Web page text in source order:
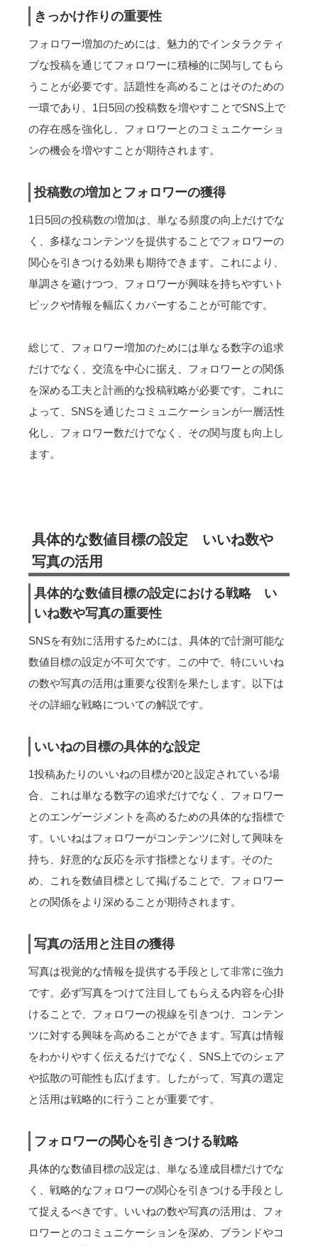
きっかけ作りの重要性
フォロワー増加のためには、魅力的でインタラクティ
ブな投稿を通じてフォロワーに積極的に関与してもら
うことが必要です。話題性を高めることはそのための
一環であり、1日5回の投稿数を増やすことでSNS上で
の存在感を強化し、フォロワーとのコミュニケーショ
ンの機会を増やすことが期待されます。
投稿数の増加とフォロワーの獲得
1日5回の投稿数の増加は、単なる頻度の向上だけでな
く、多様なコンテンツを提供することでフォロワーの
関心を引きつける効果も期待できます。これにより、
単調さを避けつつ、フォロワーが興味を持ちやすいト
ピックや情報を幅広くカバーすることが可能です。
総じて、フォロワー増加のためには単なる数字の追求
だけでなく、交流を中心に据え、フォロワーとの関係
を深める工夫と計画的な投稿戦略が必要です。これに
よって、SNSを通じたコミュニケーションが一層活性
化し、フォロワー数だけでなく、その関与度も向上し
ます。
具体的な数値目標の設定 いいね数や
写真の活用
具体的な数値目標の設定における戦略 い
いね数や写真の重要性
SNSを有効に活用するためには、具体的で計測可能な
数値目標の設定が不可欠です。この中で、特にいいね
の数や写真の活用は重要な役割を果たします。以下は
その詳細な戦略についての解説です。
いいねの目標の具体的な設定
1投稿あたりのいいねの目標が20と設定されている場
合、これは単なる数字の追求だけでなく、フォロワー
とのエンゲージメントを高めるための具体的な指標で
す。いいねはフォロワーがコンテンツに対して興味を
持ち、好意的な反応を示す指標となります。そのた
め、これを数値目標として掲げることで、フォロワー
との関係をより深めることが期待されます。
写真の活用と注目の獲得
写真は視覚的な情報を提供する手段として非常に強力
です。必ず写真をつけて注目してもらえる内容を心掛
けることで、フォロワーの視線を引きつけ、コンテン
ツに対する興味を高めることができます。写真は情報
をわかりやすく伝えるだけでなく、SNS上でのシェア
や拡散の可能性も広げます。したがって、写真の選定
と活用は戦略的に行うことが重要です。
フォロワーの関心を引きつける戦略
具体的な数値目標の設定は、単なる達成目標だけでな
く、戦略的なフォロワーの関心を引きつける手段とし
て捉えるべきです。いいねの数や写真の活用は、フォ
ロワーとのコミュニケーションを深め、ブランドやコ